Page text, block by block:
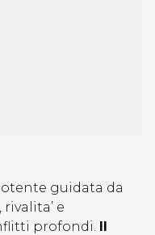
guidata da
e
profondi. Il